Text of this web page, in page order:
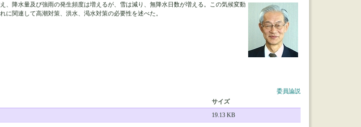
降水量及び強雨の発生頻度は増えるが、雪は減り、無降水日数が増える。この気候変動
関連して高潮対策、洪水、渇水対策の必要性を述べた。
委員論説
サイズ
19.13 KB